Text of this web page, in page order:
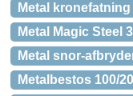
Metal
Metal Magic Steel
Metal snor-
Metalbestos 100/